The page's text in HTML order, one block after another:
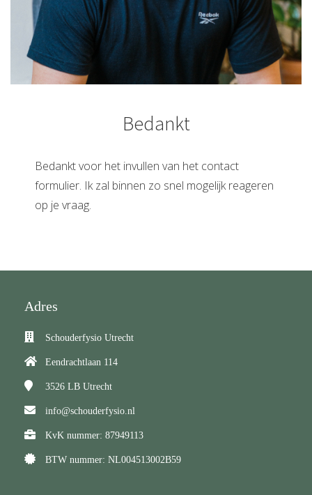
Bedankt
Bedankt voor het invullen van het contact
formulier. Ik zal binnen zo snel mogelijk reageren
op je vraag.
Adres
Schouderfysio Utrecht
Eendrachtlaan 114
3526 LB Utrecht
info@schouderfysio.nl
KvK nummer: 87949113
BTW nummer: NL004513002B59